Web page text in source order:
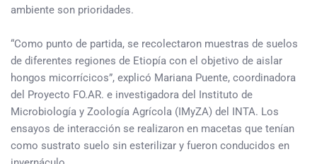
ambiente son prioridades.
“Como punto de partida, se recolectaron muestras de suelos
de diferentes regiones de Etiopía con el objetivo de aislar
hongos micorrícicos”, explicó Mariana Puente, coordinadora
del Proyecto FO.AR. e investigadora del Instituto de
Microbiología y Zoología Agrícola (IMyZA) del INTA. Los
ensayos de interacción se realizaron en macetas que tenían
como sustrato suelo sin esterilizar y fueron conducidos en